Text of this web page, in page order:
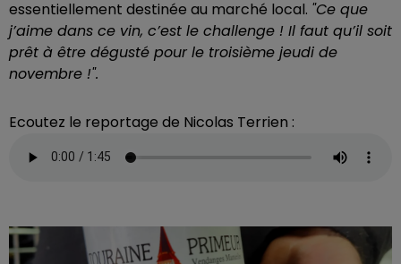
essentiellement destinée au marché local. "Ce que
j’aime dans ce vin, c’est le challenge ! Il faut qu’il soit
prêt à être dégusté pour le troisième jeudi de
novembre !".
Ecoutez le reportage de Nicolas Terrien :